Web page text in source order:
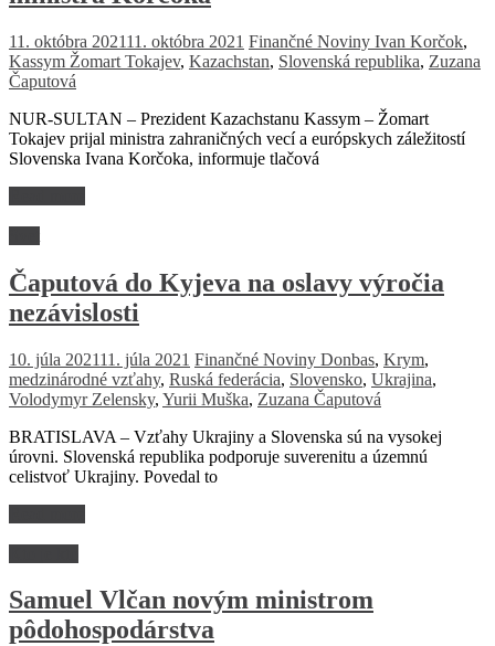
11. októbra 202111. októbra 2021 Finančné Noviny Ivan Korčok,
Kassym Žomart Tokajev, Kazachstan, Slovenská republika, Zuzana
Čaputová
NUR-SULTAN – Prezident Kazachstanu Kassym – Žomart
Tokajev prijal ministra zahraničných vecí a európskych záležitostí
Slovenska Ivana Korčoka, informuje tlačová
Čaputová do Kyjeva na oslavy výročia
nezávislosti
10. júla 202111. júla 2021 Finančné Noviny Donbas, Krym,
medzinárodné vzťahy, Ruská federácia, Slovensko, Ukrajina,
Volodymyr Zelensky, Yurii Muška, Zuzana Čaputová
BRATISLAVA – Vzťahy Ukrajiny a Slovenska sú na vysokej
úrovni. Slovenská republika podporuje suverenitu a územnú
celistvoť Ukrajiny. Povedal to
Samuel Vlčan novým ministrom
pôdohospodárstva